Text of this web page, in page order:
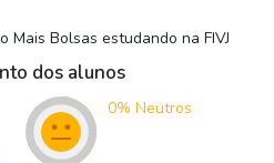
Mais Bolsas estudando na FIVJ
dos alunos
0% Neutros